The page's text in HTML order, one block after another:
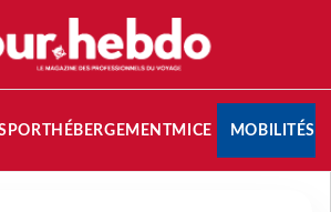
HÉBERGEMENTMICE MOBILITÉS